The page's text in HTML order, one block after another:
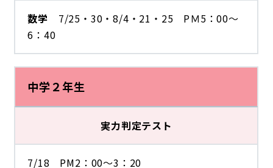
数学 7/25・30・8/4・21・25 PＭ5：00～
6：40
中学２年生
実力判定テスト
7/18 PM2：00～3：20